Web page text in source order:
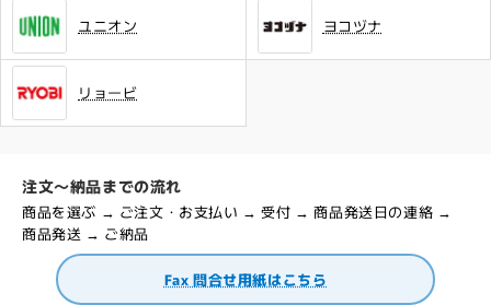
ユニオン ヨコヅナ
リョービ
注文～納品までの流れ
商品を選ぶ → ご注文・お支払い → 受付 → 商品発送日の連絡 →
商品発送 → ご納品
Fax 問合せ用紙はこちら